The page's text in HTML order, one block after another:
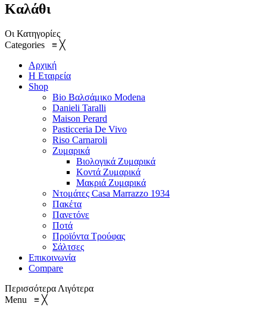
Καλάθι
Οι Κατηγορίες
Categories ≡ ╳
Αρχική
Η Εταιρεία
Shop
Bio Βαλσάμικο Modena
Danieli Taralli
Maison Perard
Pasticceria De Vivo
Riso Carnaroli
Ζυμαρικά
Βιολογικά Ζυμαρικά
Κοντά Ζυμαρικά
Μακριά Ζυμαρικά
Ντομάτες Casa Marrazzo 1934
Πακέτα
Πανετόνε
Ποτά
Προϊόντα Τρούφας
Σάλτσες
Επικοινωνία
Compare
ΠερισσότεραΛιγότερα
Menu ≡ ╳